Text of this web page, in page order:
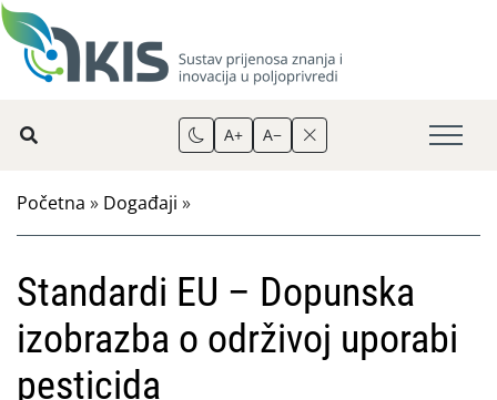
A+ A−
Početna » Događaji »
Standardi EU – Dopunska
izobrazba o održivoj uporabi
pesticida